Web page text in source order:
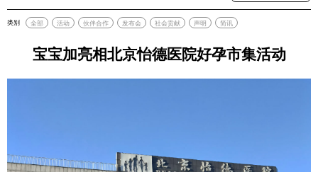
类别 全部 活动 伙伴合作 发布会 社会贡献 声明 简讯
宝宝加亮相北京怡德医院好孕市集活动